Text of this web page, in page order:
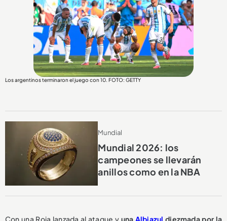
Los argentinos terminaron el juego con 10. FOTO: GETTY
Mundial
Mundial 2026: los
campeones se llevarán
anillos como en la NBA
Con una Roja lanzada al ataque y una Albiazul diezmada por la